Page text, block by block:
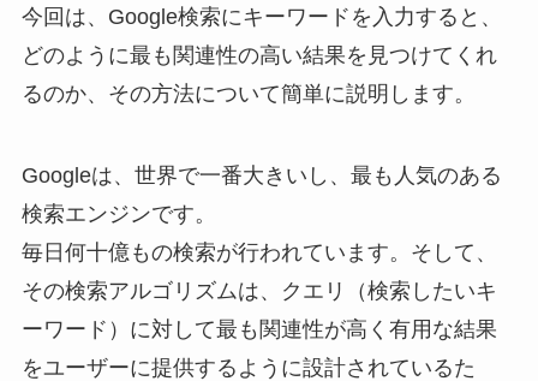
今回は、Google検索にキーワードを入力すると、
どのように最も関連性の高い結果を見つけてくれ
るのか、その方法について簡単に説明します。
Googleは、世界で一番大きいし、最も人気のある
検索エンジンです。
毎日何十億もの検索が行われています。そして、
その検索アルゴリズムは、クエリ（検索したいキ
ーワード）に対して最も関連性が高く有用な結果
をユーザーに提供するように設計されているた